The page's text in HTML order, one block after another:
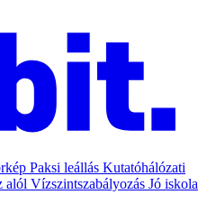
Paksi leállás Kutatóhálózati
alól Vízszintszabályozás Jó iskola